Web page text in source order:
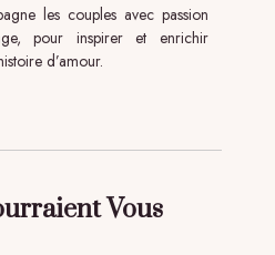
les couples avec passion
pour inspirer et enrichir
d’amour.
Vous